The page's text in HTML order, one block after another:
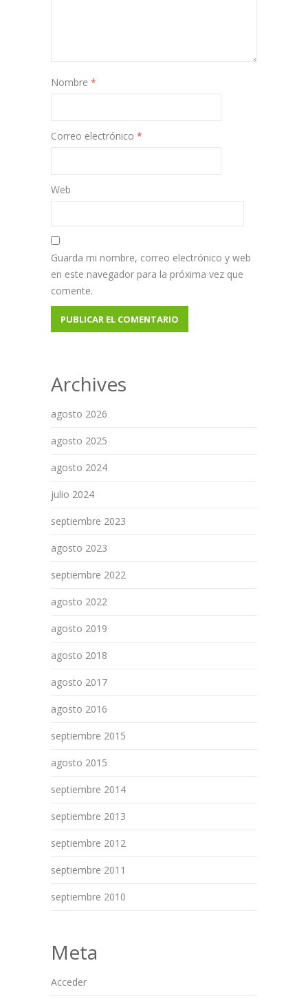
Nombre *
Correo electrónico *
Web
Guarda mi nombre, correo electrónico y web
en este navegador para la próxima vez que
comente.
Archives
agosto 2026
agosto 2025
agosto 2024
julio 2024
septiembre 2023
agosto 2023
septiembre 2022
agosto 2022
agosto 2019
agosto 2018
agosto 2017
agosto 2016
septiembre 2015
agosto 2015
septiembre 2014
septiembre 2013
septiembre 2012
septiembre 2011
septiembre 2010
Meta
Acceder